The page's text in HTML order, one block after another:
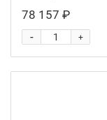
78 157 ₽
+
-